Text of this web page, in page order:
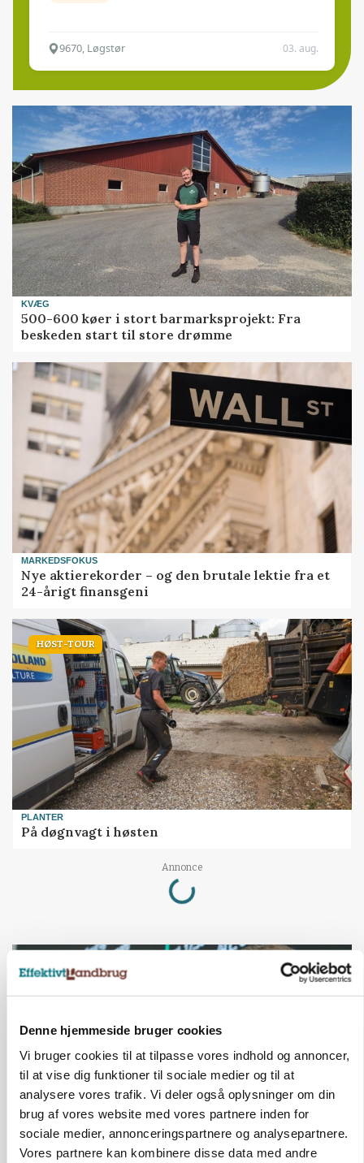
Denne hjemmeside bruger cookies
Vi bruger cookies til at tilpasse vores indhold og annoncer,
til at vise dig funktioner til sociale medier og til at
analysere vores trafik. Vi deler også oplysninger om din
brug af vores website med vores partnere inden for
sociale medier, annonceringspartnere og analysepartnere.
Vores partnere kan kombinere disse data med andre
9670, Løgstør 03. aug.
KVÆG
500-600 køer i stort barmarksprojekt: Fra
beskeden start til store drømme
MARKEDSFOKUS
Nye aktierekorder – og den brutale lektie fra et
24-årigt finansgeni
HØST-TOUR
PLANTER
På døgnvagt i høsten
Annonce
Loading...
Svineproducenter kalder Danish Crowns pris en